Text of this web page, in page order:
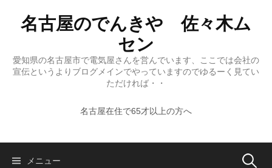
プ
名古屋のでんきや 佐々木ム
セン
愛知県の名古屋市で電気屋さんを営んでいます、ここでは会社の
宣伝というよりブログメインでやっていますのでゆるーく見てい
ただければ・・
名古屋在住で65才以上の方へ
メニュー 検